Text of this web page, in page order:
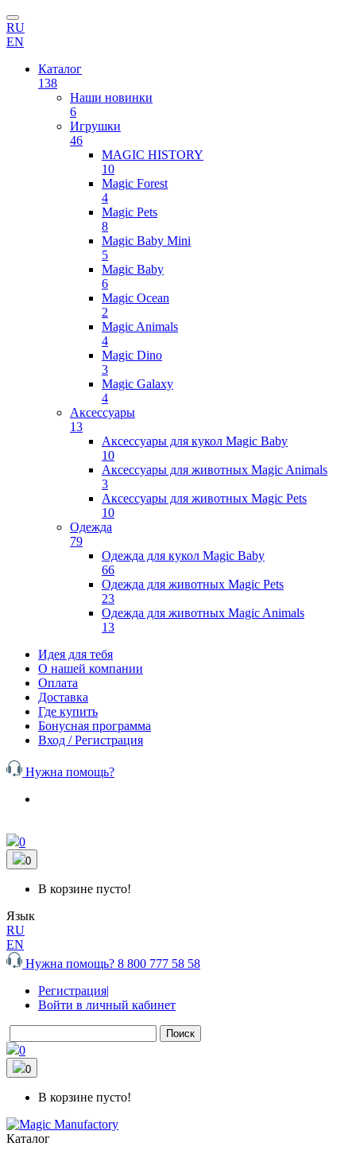
RU
EN
Каталог
138
Наши новинки
6
Игрушки
46
MAGIC HISTORY
10
Magic Forest
4
Magic Pets
8
Magic Baby Mini
5
Magic Baby
6
Magic Ocean
2
Magic Animals
4
Magic Dino
3
Magic Galaxy
4
Аксессуары
13
Аксессуары для кукол Magic Baby
10
Аксессуары для животных Magic Animals
3
Аксессуары для животных Magic Pets
10
Одежда
79
Одежда для кукол Magic Baby
66
Одежда для животных Magic Pets
23
Одежда для животных Magic Animals
13
Идея для тебя
О нашей компании
Оплата
Доставка
Где купить
Бонусная программа
Вход / Регистрация
Нужна помощь?
0
0
В корзине пусто!
Язык
RU
EN
Нужна помощь? 8 800 777 58 58
Регистрация|
Войти в личный кабинет
Поиск
0
0
В корзине пусто!
Каталог